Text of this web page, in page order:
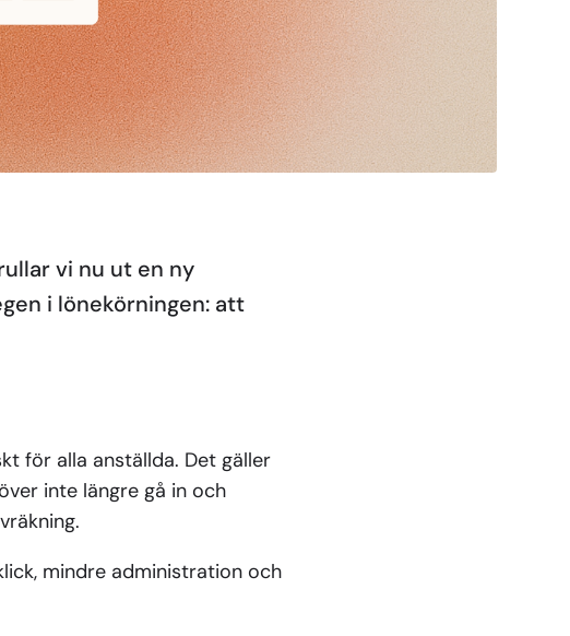
vi nu ut en ny
i lönekörningen: att
för alla anställda. Det gäller
inte längre gå in och
mindre administration och